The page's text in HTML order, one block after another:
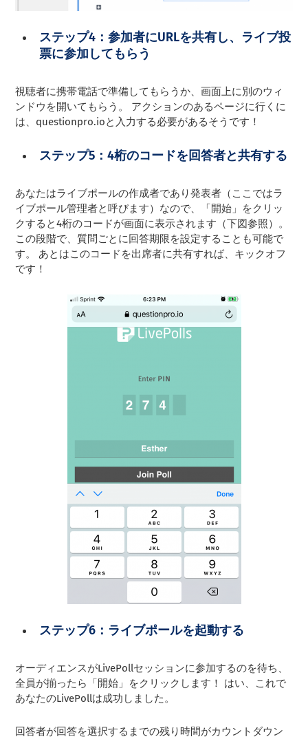
ステップ4：参加者にURLを共有し、ライブ投
票に参加してもらう
視聴者に携帯電話で準備してもらうか、画面上に別のウィ
ンドウを開いてもらう。 アクションのあるページに行くに
は、questionpro.ioと入力する必要があるそうです！
ステップ5：4桁のコードを回答者と共有する
あなたはライブポールの作成者であり発表者（ここではラ
イブポール管理者と呼びます）なので、「開始」をクリッ
クすると4桁のコードが画面に表示されます（下図参照）。
この段階で、質問ごとに回答期限を設定することも可能で
す。 あとはこのコードを出席者に共有すれば、キックオフ
です！
ステップ6：ライブポールを起動する
オーディエンスがLivePollセッションに参加するのを待ち、
全員が揃ったら「開始」をクリックします！ はい、これで
あなたのLivePollは成功しました。
回答者が回答を選択するまでの残り時間がカウントダウン